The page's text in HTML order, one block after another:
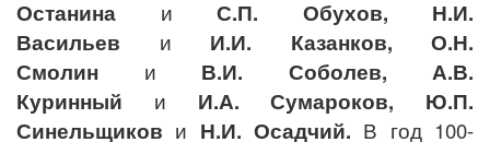
Останина и С.П. Обухов, Н.И.
Васильев и И.И. Казанков, О.Н.
Смолин и В.И. Соболев, А.В.
Куринный и И.А. Сумароков, Ю.П.
Синельщиков и Н.И. Осадчий. В год 100-